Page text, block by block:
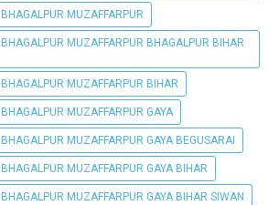
MUZAFFARPUR
MUZAFFARPUR BHAGALPUR BIHAR
MUZAFFARPUR BIHAR
MUZAFFARPUR GAYA
MUZAFFARPUR GAYA BEGUSARAI
MUZAFFARPUR GAYA BIHAR
MUZAFFARPUR GAYA BIHAR SIWAN